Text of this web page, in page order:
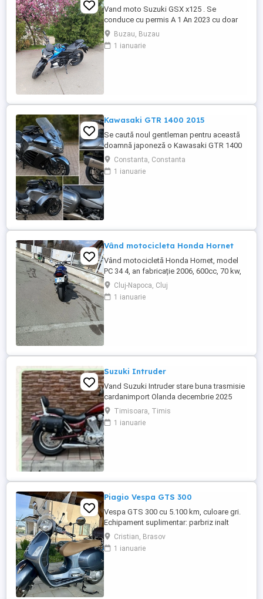
Vand moto Suzuki GSX x125 . Se
conduce cu permis A 1 An 2023 cu doar
5000km Stare impecabila , fara cazaturi
ITP valabil pana in noiembrie 2027 Revizii
si schimb de ulei in service autorizat
Buzau, Buzau
1 ianuarie
Kawasaki GTR 1400 2015
Se caută noul gentleman pentru această
doamnă japoneză o Kawasaki GTR 1400
care încă întoarce priviri și iubește
kilometrii. A fost răsfățată, întreținută la
timp și tratată cu respect. O dau doar
Constanta, Constanta
1 ianuarie
Vând motocicleta Honda Hornet
Vând motocicletă Honda Hornet, model
PC 34 4, an fabricație 2006, 600cc, 70 kw,
98 cp, inspecție tehnică valabilă până în
august 2027 . Preț 1900 euro
Cluj-Napoca, Cluj
1 ianuarie
Suzuki Intruder
Vand Suzuki Intruder stare buna trasmisie
cardanimport Olanda decembrie 2025
inmatriculat RO IN FEBRUARIE Nu raspund
la mesaje.Schimb cu ATV plus sau minus
diferenta
Timisoara, Timis
1 ianuarie
Piagio Vespa GTS 300
Vespa GTS 300 cu 5.100 km, culoare gri.
Echipament suplimentar: parbriz inalt
Faco (montat 2026), geanta portbagaj
Classic; prelungitor scarite pasager;
suspensie fata Bitubo si frane fata spate
Cristian, Brasov
1 ianuarie